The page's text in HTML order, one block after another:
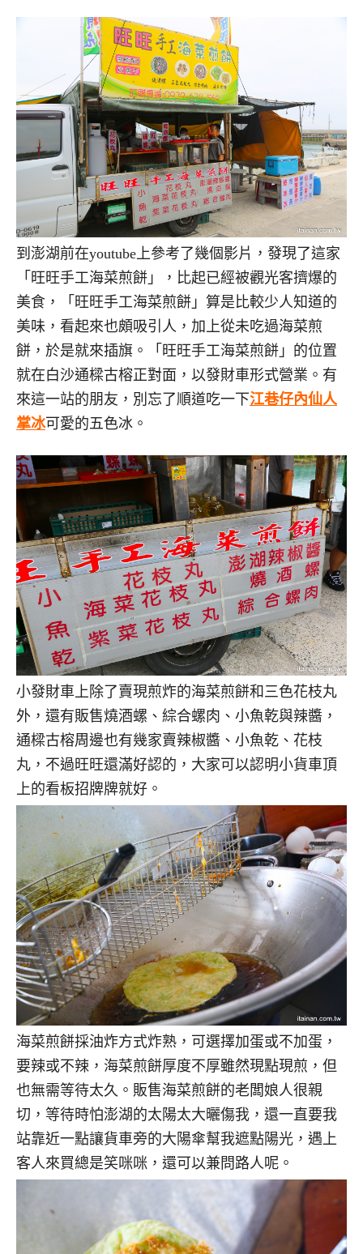
到澎湖前在youtube上參考了幾個影片，發現了這家
「旺旺手工海菜煎餅」，比起已經被觀光客擠爆的
美食，「旺旺手工海菜煎餅」算是比較少人知道的
美味，看起來也頗吸引人，加上從未吃過海菜煎
餅，於是就來插旗。「旺旺手工海菜煎餅」的位置
就在白沙通樑古榕正對面，以發財車形式營業。有
來這一站的朋友，別忘了順道吃一下江巷仔內仙人
掌冰可愛的五色冰。
小發財車上除了賣現煎炸的海菜煎餅和三色花枝丸
外，還有販售燒酒螺、綜合螺肉、小魚乾與辣醬，
通樑古榕周邊也有幾家賣辣椒醬、小魚乾、花枝
丸，不過旺旺還滿好認的，大家可以認明小貨車頂
上的看板招牌牌就好。
海菜煎餅採油炸方式炸熟，可選擇加蛋或不加蛋，
要辣或不辣，海菜煎餅厚度不厚雖然現點現煎，但
也無需等待太久。販售海菜煎餅的老闆娘人很親
切，等待時怕澎湖的太陽太大曬傷我，還一直要我
站靠近一點讓貨車旁的大陽傘幫我遮點陽光，遇上
客人來買總是笑咪咪，還可以兼問路人呢。